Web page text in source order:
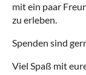
mit ein paar
zu erleben.
Spenden sind
Viel Spaß mit